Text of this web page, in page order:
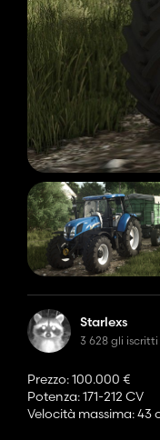
Starlexs
3 628 gli iscritti
Prezzo: 100.000 €
Potenza: 171-212 CV
Velocità massima: 43